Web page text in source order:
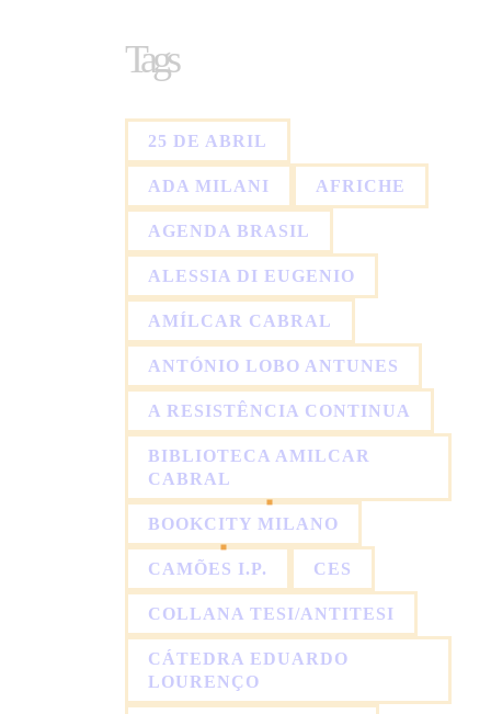
Tags
25 DE ABRIL
ADA MILANI AFRICHE
AGENDA BRASIL
ALESSIA DI EUGENIO
AMÍLCAR CABRAL
ANTÓNIO LOBO ANTUNES
A RESISTÊNCIA CONTINUA
BIBLIOTECA AMILCAR
CABRAL
BOOKCITY MILANO
CAMÕES I.P. CES
COLLANA TESI/ANTITESI
CÁTEDRA EDUARDO
LOURENÇO